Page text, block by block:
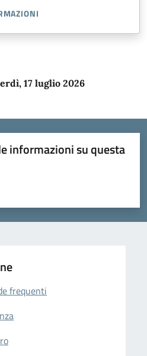
17 luglio 2026
informazioni su questa
su 5
su 5
frequenti